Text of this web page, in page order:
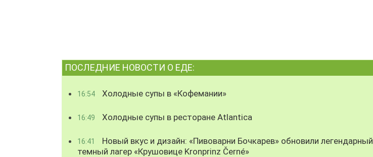
ПОСЛЕДНИЕ НОВОСТИ О ЕДЕ:
16:54 Холодные супы в «Кофемании»
16:49 Холодные супы в ресторане Atlantica
16:41
Новый вкус и дизайн: «Пивоварни Бочкарев» обновили легендарный
темный лагер «Крушовице Kronprinz Černé»